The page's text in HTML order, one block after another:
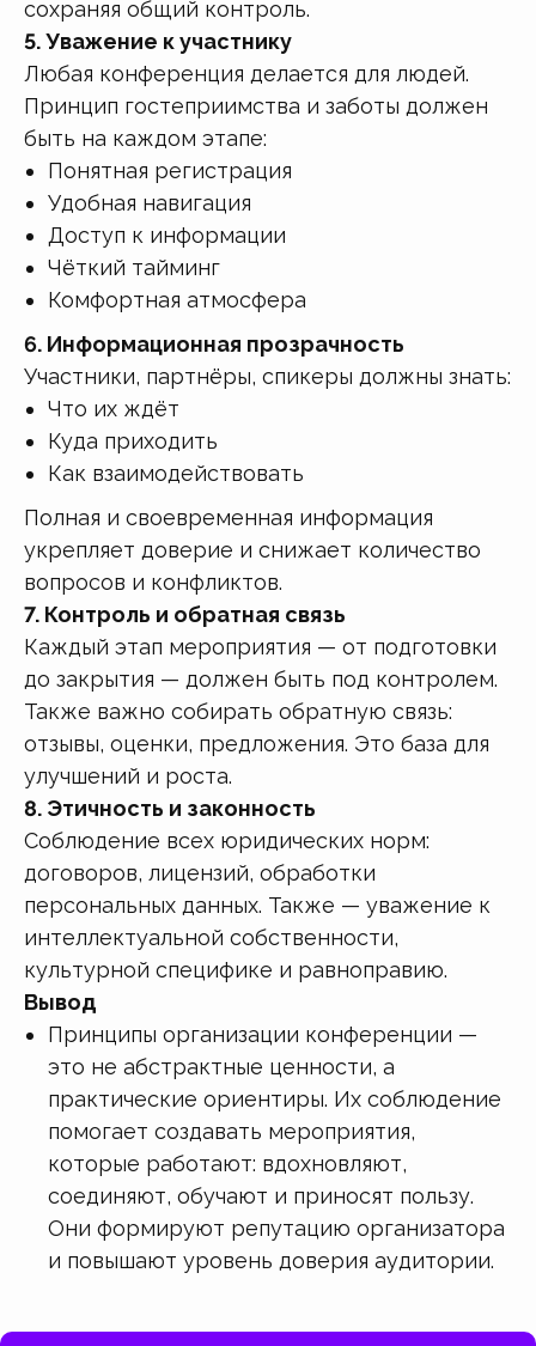
сохраняя общий контроль.
5. Уважение к участнику
Любая конференция делается для людей.
Принцип гостеприимства и заботы должен
быть на каждом этапе:
Понятная регистрация
Удобная навигация
Доступ к информации
Чёткий тайминг
Комфортная атмосфера
6. Информационная прозрачность
Участники, партнёры, спикеры должны знать:
Что их ждёт
Куда приходить
Как взаимодействовать
Полная и своевременная информация
укрепляет доверие и снижает количество
вопросов и конфликтов.
7. Контроль и обратная связь
Каждый этап мероприятия — от подготовки
до закрытия — должен быть под контролем.
Также важно собирать обратную связь:
отзывы, оценки, предложения. Это база для
улучшений и роста.
8. Этичность и законность
Соблюдение всех юридических норм:
договоров, лицензий, обработки
персональных данных. Также — уважение к
интеллектуальной собственности,
культурной специфике и равноправию.
Вывод
Принципы организации конференции —
это не абстрактные ценности, а
практические ориентиры. Их соблюдение
помогает создавать мероприятия,
которые работают: вдохновляют,
соединяют, обучают и приносят пользу.
Они формируют репутацию организатора
и повышают уровень доверия аудитории.